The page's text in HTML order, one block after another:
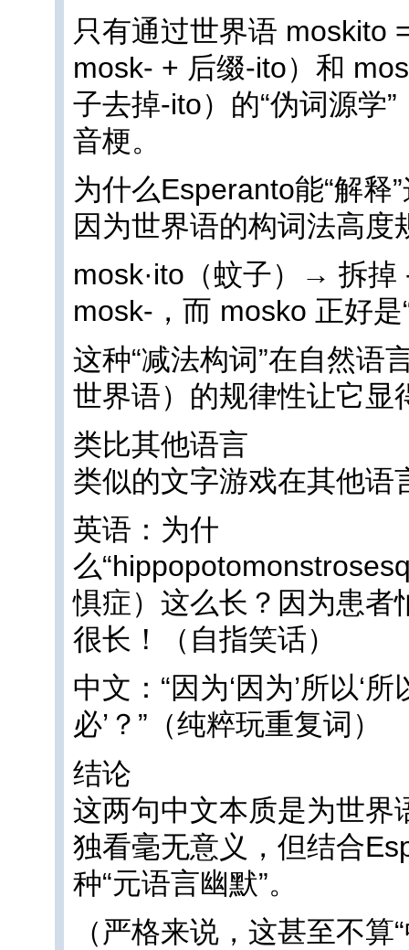
只有通过世界语 moskito
mosk- + 后缀-ito）和
子去掉-ito）的“伪词源学
音梗。
为什么Esperanto能“解释
因为世界语的构词法高
mosk·ito（蚊子）→ 拆掉
mosk-，而 mosko 正好是
这种“减法构词”在自然语
世界语）的规律性让它显
类比其他语言
类似的文字游戏在其他语
英语：为什
么
惧症）这么长？因为患者
很长！（自指笑话）
中文：“因为‘因为’所以‘所
必’？”（纯粹玩重复词）
结论
这两句中文本质是为世界
独看毫无意义，但结合
种“元语言幽默”。
（严格来说，这甚至不